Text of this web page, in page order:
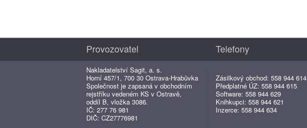
Provozovatel
Nakladatelství Sagit, a. s.
Horní 457/1, 700 30 Ostrava-Hrabůvka
Společnost je zapsaná v obchodním
rejstříku vedeném KS v Ostravě,
oddíl B, vložka 3086.
IČ: 277 76 981
DIČ: CZ27776981
Telefony
Zásilkový obchod: 558 944 614
Předplatné ÚZ: 558 944 615
Software: 558 944 629
Knihkupci: 558 944 621
Inzerce: 558 944 634